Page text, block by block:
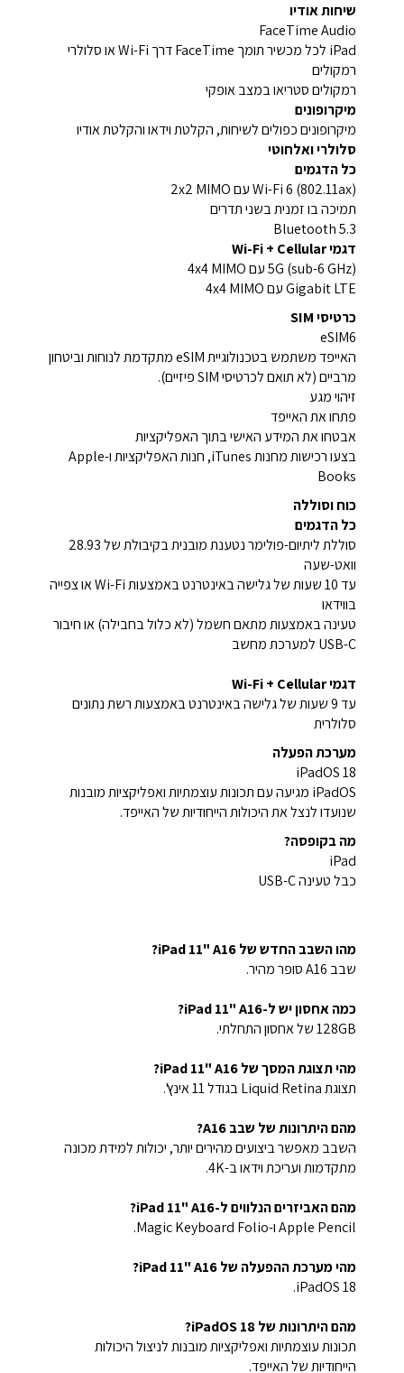
שיחות אודיו
FaceTime Audio
iPad לכל מכשיר תומך FaceTime דרך Wi-Fi או סלולרי
רמקולים
רמקולים סטריאו במצב אופקי
מיקרופונים
מיקרופונים כפולים לשיחות, הקלטת וידאו והקלטת אודיו
סלולרי ואלחוטי
כל הדגמים
Wi-Fi 6 (802.11ax) עם 2x2 MIMO
תמיכה בו זמנית בשני תדרים
Bluetooth 5.3
דגמי Wi-Fi + Cellular
5G (sub-6 GHz) עם 4x4 MIMO
Gigabit LTE עם 4x4 MIMO
כרטיסי SIM
eSIM6
האייפד משתמש בטכנולוגיית eSIM מתקדמת לנוחות וביטחון
מרביים (לא תואם לכרטיסי SIM פיזיים).
זיהוי מגע
פתחו את האייפד
אבטחו את המידע האישי בתוך האפליקציות
בצעו רכישות מחנות iTunes, חנות האפליקציות ו-Apple
Books
כוח וסוללה
כל הדגמים
סוללת ליתיום-פולימר נטענת מובנית בקיבולת של 28.93
וואט-שעה
עד 10 שעות של גלישה באינטרנט באמצעות Wi-Fi או צפייה
בווידאו
טעינה באמצעות מתאם חשמל (לא כלול בחבילה) או חיבור
USB-C למערכת מחשב
דגמי Wi-Fi + Cellular
עד 9 שעות של גלישה באינטרנט באמצעות רשת נתונים
סלולרית
מערכת הפעלה
iPadOS 18
iPadOS מגיעה עם תכונות עוצמתיות ואפליקציות מובנות
שנועדו לנצל את היכולות הייחודיות של האייפד.
מה בקופסה?
iPad
כבל טעינה USB-C
מהו השבב החדש של iPad 11" A16?
שבב A16 סופר מהיר.
כמה אחסון יש ל-iPad 11" A16?
128GB של אחסון התחלתי.
מהי תצוגת המסך של iPad 11" A16?
תצוגת Liquid Retina בגודל 11 אינץ'.
מהם היתרונות של שבב A16?
השבב מאפשר ביצועים מהירים יותר, יכולות למידת מכונה
מתקדמות ועריכת וידאו ב-4K.
מהם האביזרים הנלווים ל-iPad 11" A16?
Apple Pencil ו-Magic Keyboard Folio.
מהי מערכת ההפעלה של iPad 11" A16?
iPadOS 18.
מהם היתרונות של iPadOS 18?
תכונות עוצמתיות ואפליקציות מובנות לניצול היכולות
הייחודיות של האייפד.